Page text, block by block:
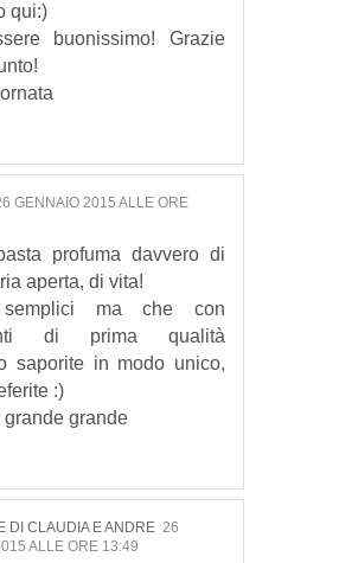
qui:)
buonissimo! Grazie
GENNAIO 2015 ALLE ORE
profuma davvero di
aperta, di vita!
semplici ma che con
di prima qualità
saporite in modo unico,
:)
grande grande
DI CLAUDIA E ANDRE 26
ALLE ORE 13:49